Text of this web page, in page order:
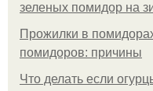
зеленых помидор на
Прожилки в
помидоров: причины
Что делать если